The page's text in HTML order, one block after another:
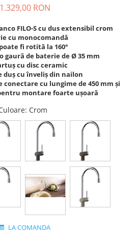
1.329,00 RON
FILO-S cu dus extensibil crom
cu monocomandă
fi rotită la 160°
gaură de baterie de Ø 35 mm
cu disc ceramic
duș cu înveliș din nailon
cu lungime de 450 mm și
montare foarte ușoară
: Crom
LA COMANDA